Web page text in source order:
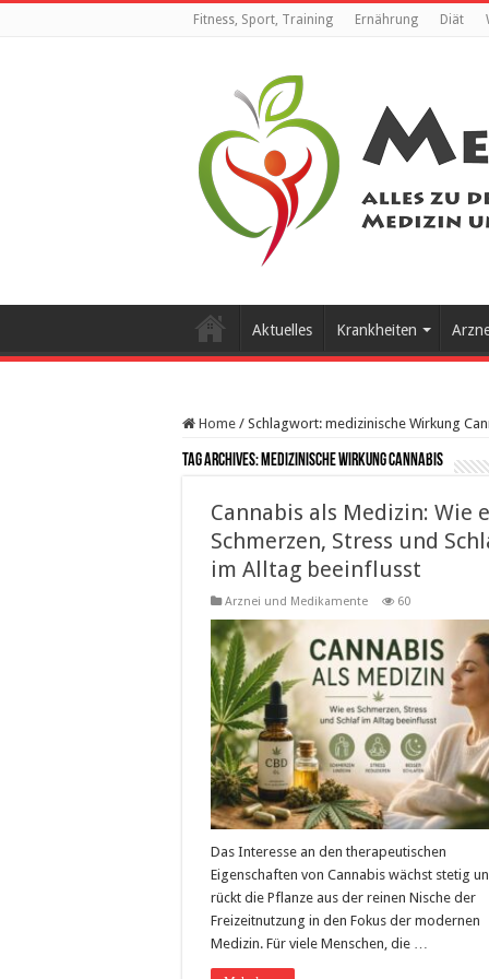
Fitness, Sport, Training Ernährung Diät
Aktuelles Krankheiten
Home / Schlagwort: medizinische Wirkung
Tag Archives: medizinische Wirkung Cannabis
Cannabis als Medizin: Wie
Schmerzen, Stress und
im Alltag beeinflusst
Arznei und Medikamente 60
Das Interesse an den therapeutischen
Eigenschaften von Cannabis wächst stetig
rückt die Pflanze aus der reinen Nische der
Freizeitnutzung in den Fokus der modernen
Medizin. Für viele Menschen, die …